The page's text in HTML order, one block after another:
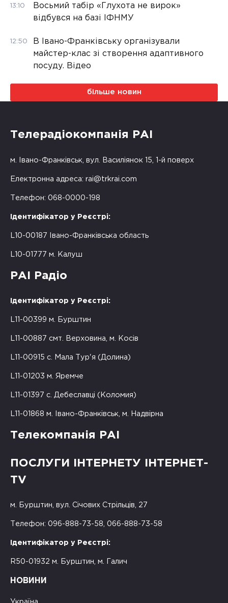
13:10
Восьмий табір «Глухота не вирок»
відбувся на базі ІФНМУ
12:50
В Івано-Франківську організували
майстер-клас зі створення адаптивного
посуду. Відео
більше новин
Телерадіокомпанія РАІ
м. Івано-Франківськ, вул. Василіянок 15, 1-й поверх
Електронна адреса: rai@trkrai.com
Телефон: 068-0000-198
Ідентифікатор у Реєстрі:
L10-00187 Івано-Франківська область
L10-01777 м. Калуш
РАІ Радіо
Ідентифікатор у Реєстрі:
L11-00399 м. Бурштин
L11-00887 смт. Верховина, м. Косів
L11-00915 с. Мала Тур'я (Долина)
L11-01203 м. Яремче
L11-01397 с. Дебеславці (Коломия)
L11-01868 м. Івано-Франківськ, м. Надвірна
Телекомпанія РАІ
ПОСЛУГИ ІНТЕРНЕТУ ІНТЕРНЕТ-
TV
м. Бурштин, вул. Січових Стрільців, 27
Телефон: 096-888-73-58, 066-888-73-58
Ідентифікатор у Реєстрі:
R50-01932 м. Бурштин, м. Галич
НОВИНИ